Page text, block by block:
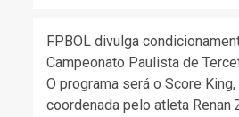
FPBOL divulga
Campeonato Paulista de
O programa será o Score
coordenada pelo atleta Renan